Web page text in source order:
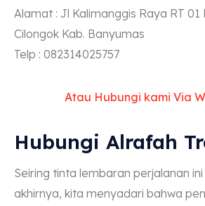
Alamat : Jl Kalimanggis Raya RT 01
Cilongok Kab. Banyumas
Telp : 082314025757
Atau Hubungi kami Via
Hubungi Alrafah
Seiring tinta lembaran perjalanan
akhirnya, kita menyadari bahwa